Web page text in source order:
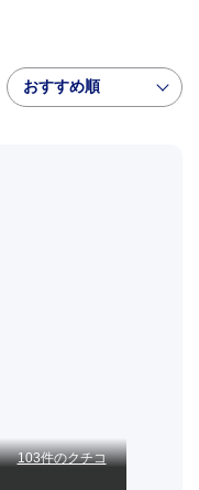
おすすめ順
103件のクチコ